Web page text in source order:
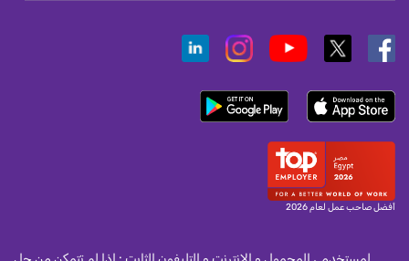
أفضل صاحب عمل لعام 2026